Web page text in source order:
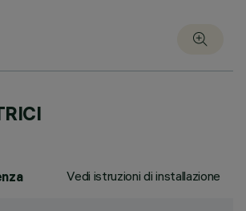
Vedi istruzioni di installazione